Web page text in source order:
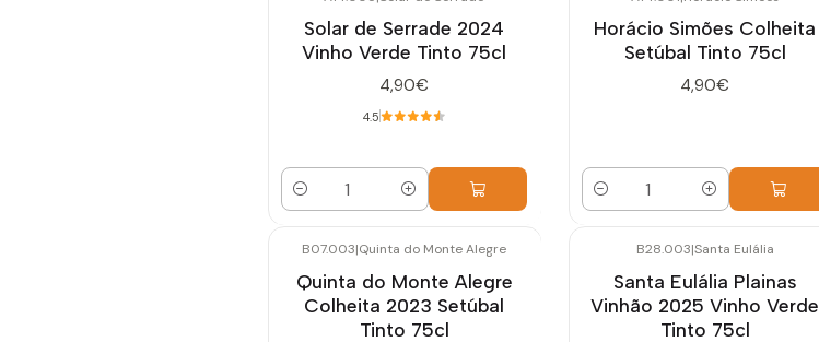
Solar de Serrade 2024
Vinho Verde Tinto 75cl
4,90€
4.5
Quantidade
Horácio Simões Colheita
Setúbal Tinto 75cl
4,90€
Quantidade
B07.003|Quinta do Monte Alegre
Quinta do Monte Alegre
Colheita 2023 Setúbal
Tinto 75cl
B28.003|Santa Eulália
Santa Eulália Plainas
Vinhão 2025 Vinho Verde
Tinto 75cl